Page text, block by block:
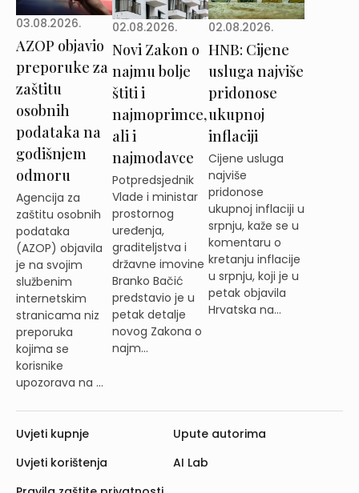
03.08.2026.
AZOP objavio
preporuke za
zaštitu
osobnih
podataka na
godišnjem
odmoru
Agencija za
zaštitu osobnih
podataka
(AZOP) objavila
je na svojim
službenim
internetskim
stranicama niz
preporuka
kojima se
korisnike
upozorava na ...
02.08.2026.
Novi Zakon o
najmu bolje
štiti i
najmoprimce,
ali i
najmodavce
Potpredsjednik
Vlade i ministar
prostornog
uređenja,
graditeljstva i
državne imovine
Branko Bačić
predstavio je u
petak detalje
novog Zakona o
najm...
02.08.2026.
HNB: Cijene
usluga najviše
pridonose
ukupnoj
inflaciji
Cijene usluga
najviše
pridonose
ukupnoj inflaciji u
srpnju, kaže se u
komentaru o
kretanju inflacije
u srpnju, koji je u
petak objavila
Hrvatska na...
Uvjeti kupnje
Uvjeti korištenja
Upute autorima
AI Lab